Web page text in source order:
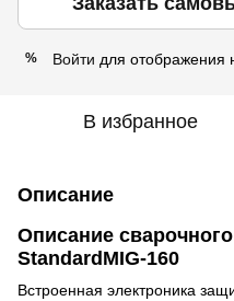
% Войти для отображения
В избранное
Описание
Описание
StandardMIG-160
Встроенная электроника